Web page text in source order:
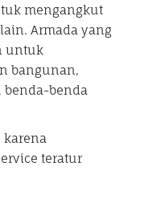
mengangkut
Armada yang
untuk
bangunan,
benda-benda
karena
teratur